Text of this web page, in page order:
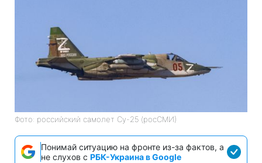
Фото: российский самолет Су-25 (росСМИ)
Понимай ситуацию на фронте из-за фактов, а
не слухов с РБК-Украина в Google